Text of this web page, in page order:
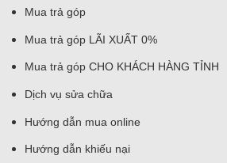
Mua trả góp
Mua trả góp LÃI XUẤT 0%
Mua trả góp CHO KHÁCH HÀNG TỈNH
Dịch vụ sửa chữa
Hướng dẫn mua online
Hướng dẫn khiếu nại